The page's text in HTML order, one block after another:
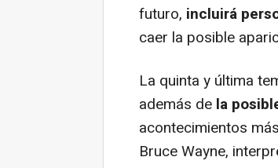
futuro, incluirá
caer la posible
La quinta y última
además de la
acontecimientos
Bruce Wayne,